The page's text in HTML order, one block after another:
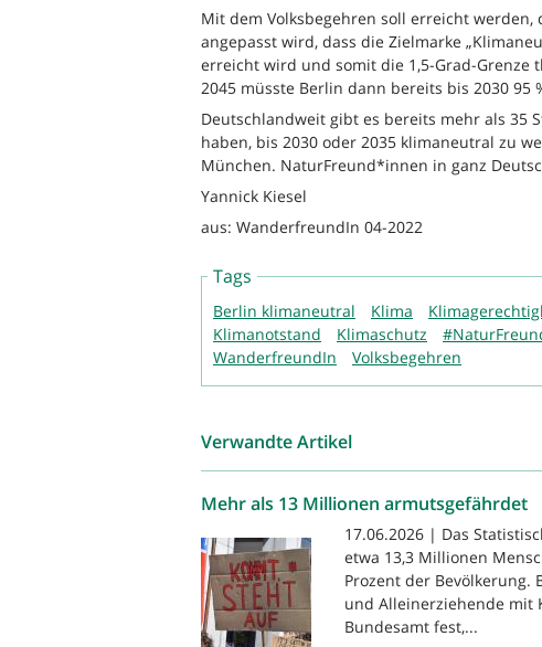
Mit dem Volksbegehren soll erreicht werden,
angepasst wird, dass die Zielmarke
erreicht wird und somit die 1,5-Grad-Grenze
2045 müsste Berlin dann bereits bis 2030 95
Deutschlandweit gibt es bereits mehr als 35
haben, bis 2030 oder 2035 klimaneutral zu
München. NaturFreund*innen in ganz
Yannick Kiesel
aus: WanderfreundIn 04-2022
Tags
Berlin klimaneutral Klima
Klimanotstand
Klimaschutz
WanderfreundIn
Volksbegehren
Verwandte Artikel
Mehr als 13 Millionen armutsgefährdet
17.06.2026 | Das
etwa 13,3 Millionen
Prozent der Bevölkerung.
und Alleinerziehende mit
Bundesamt fest,...